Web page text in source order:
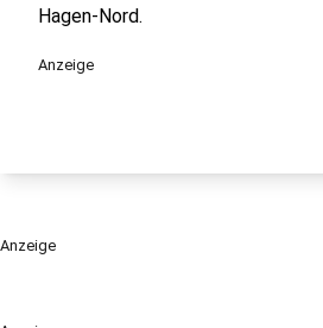
Hagen-Nord.
Anzeige
Anzeige